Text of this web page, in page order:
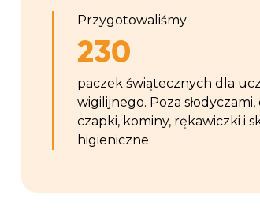
Przygotowaliśmy
230
paczek świątecznych dla
wigilijnego. Poza
czapki, kominy, rękawiczki i
higieniczne.